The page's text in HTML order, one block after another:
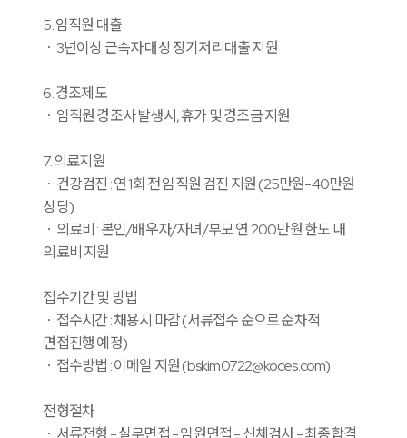
5. 임직원 대출
ㆍ3년이상 근속자 대상 장기저리대출 지원
6. 경조제도
ㆍ임직원 경조사 발생시, 휴가 및 경조금 지원
7. 의료지원
ㆍ건강검진 : 연 1회 전 임직원 검진 지원 (25만원-40만원
상당)
ㆍ의료비 : 본인/배우자/자녀/부모 연 200만원 한도 내
의료비 지원
접수기간 및 방법
ㆍ접수시간 : 채용시 마감 (서류접수 순으로 순차적
면접진행 예정)
ㆍ접수방법 : 이메일 지원 (bskim0722@koces.com)
전형절차